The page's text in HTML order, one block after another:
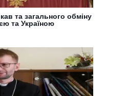
та загального обміну
та Україною